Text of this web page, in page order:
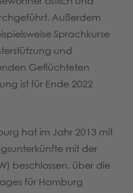
Außerdem
Sprachkurse
und
Geflüchteten
ist für Ende 2022
hat im Jahr 2013 mit
mit der
beschlossen, über die
für Hamburg